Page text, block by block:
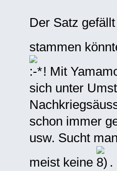
Der Satz
stammen
! Mit
sich unter
schon immer
usw. Sucht
meist keine
.